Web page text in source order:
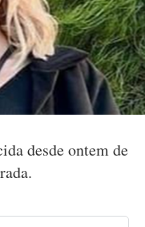
desde ontem de